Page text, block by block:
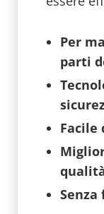
Per
parti
Facile